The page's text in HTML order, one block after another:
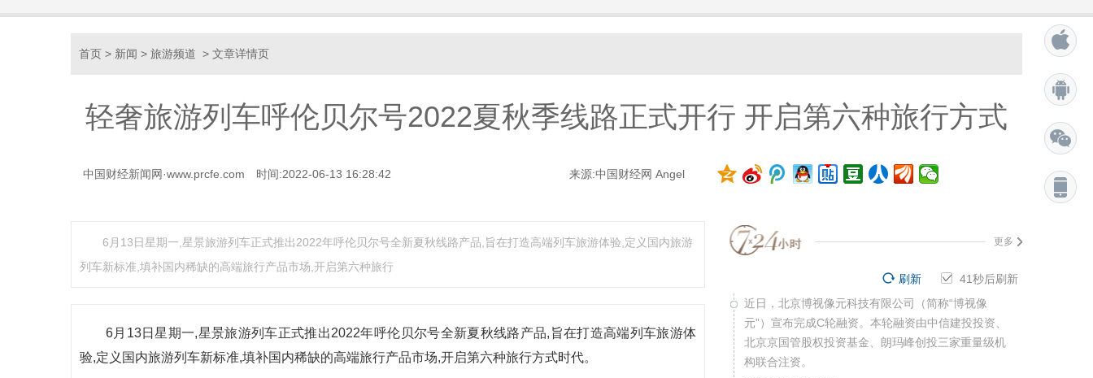
首页 > 新闻 > 旅游频道 > 文章详情页
轻奢旅游列车呼伦贝尔号2022夏秋季线路正式开行 开启第六种旅行方式
中国财经新闻网·www.prcfe.com 时间:2022-06-13 16:28:42 来源:中国财经网 Angel
6月13日星期一,星景旅游列车正式推出2022年呼伦贝尔号全新夏秋线路产品,旨在打造高端列车旅游体验,定义国内旅游
列车新标准,填补国内稀缺的高端旅行产品市场,开启第六种旅行
6月13日星期一,星景旅游列车正式推出2022年呼伦贝尔号全新夏秋线路产品,旨在打造高端列车旅游体
验,定义国内旅游列车新标准,填补国内稀缺的高端旅行产品市场,开启第六种旅行方式时代。
更多
40秒后刷新
刷新
近日，北京博视像元科技有限公司（简称“博视像
元”）宣布完成C轮融资。本轮融资由中信建投投资、
北京京国管股权投资基金、朗玛峰创投三家重量级机
构联合注资。